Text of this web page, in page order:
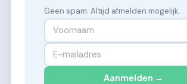
Geen spam. Altijd afmelden mogelijk.
Aanmelden →